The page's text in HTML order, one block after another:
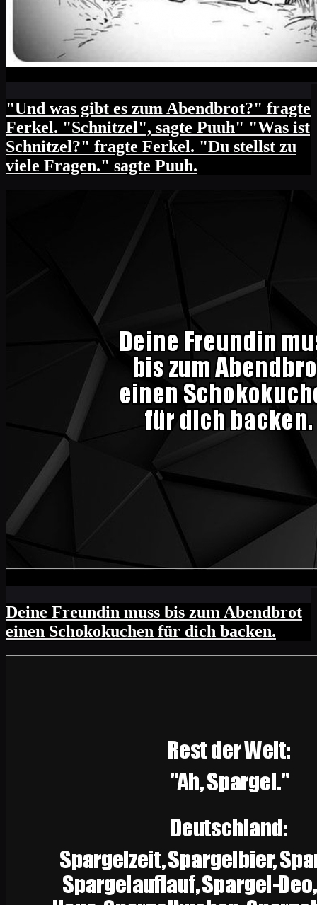
"Und was gibt es zum Abendbrot?" fragte
Ferkel. "Schnitzel", sagte Puuh" "Was ist
Schnitzel?" fragte Ferkel. "Du stellst zu
viele Fragen." sagte Puuh.
Deine Freundin muss bis zum Abendbrot
einen Schokokuchen für dich backen.